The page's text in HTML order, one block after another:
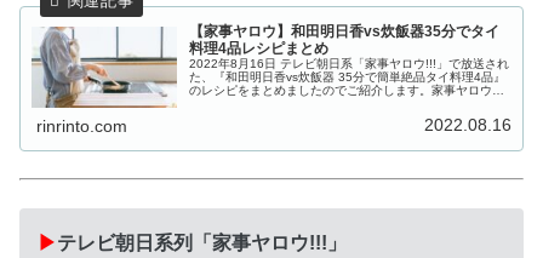
【家事ヤロウ】和田明日香vs炊飯器35分でタイ
料理4品レシピまとめ
2022年8月16日 テレビ朝日系「家事ヤロウ!!!」で放送され
た、『和田明日香vs炊飯器 35分で簡単絶品タイ料理4品』
のレシピをまとめましたのでご紹介します。家事ヤロウの
rinrinto.com 2022.08.16
▶テレビ朝日系列「家事ヤロウ!!!」